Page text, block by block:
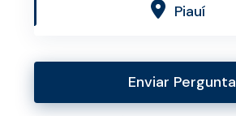
Piauí
Enviar Pergunta